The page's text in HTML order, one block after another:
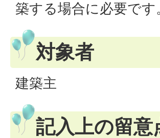
築する場合に必要です
対象者
建築主
記入上の留意